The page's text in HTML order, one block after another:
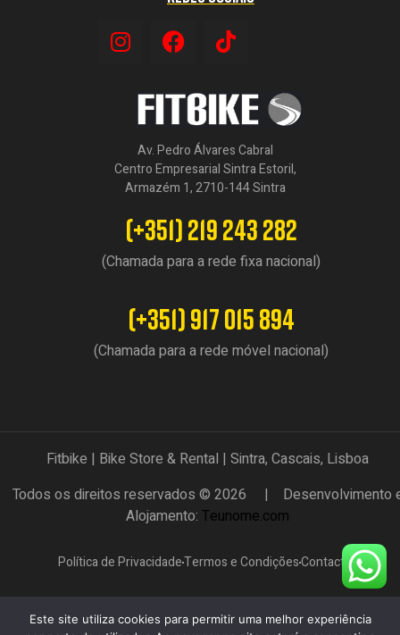
Av. Pedro Álvares Cabral
Centro Empresarial Sintra Estoril,
Armazém 1, 2710-144 Sintra
(+351) 219 243 282
(Chamada para a rede fixa nacional)
(+351) 917 015 894
(Chamada para a rede móvel nacional)
Fitbike | Bike Store & Rental | Sintra, Cascais, Lisboa
Todos os direitos reservados © 2026 | Desenvolvimento
Alojamento:Teunome.com
Política de PrivacidadeTermos e CondiçõesContactos
Este site utiliza cookies para permitir uma melhor experiência